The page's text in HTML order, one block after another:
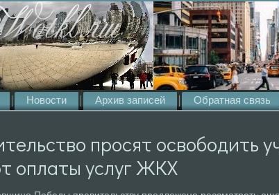
Новости Архив записей Обратная связь
просят освободить
оплаты услуг ЖКХ